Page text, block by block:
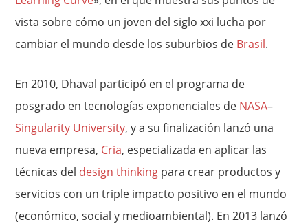
vista sobre cómo un joven del siglo xxi lucha por
cambiar el mundo desde los suburbios de Brasil.
En 2010, Dhaval participó en el programa de
posgrado en tecnologías exponenciales de NASA–
Singularity University, y a su finalización lanzó una
nueva empresa, Cria, especializada en aplicar las
técnicas del design thinking para crear productos y
servicios con un triple impacto positivo en el mundo
(económico, social y medioambiental). En 2013 lanzó